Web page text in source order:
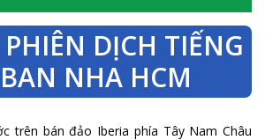
DỊCH TIẾNG
NHA HCM
trên bán đảo Iberia phía Tây Nam Châu